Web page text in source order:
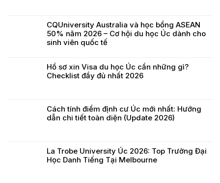
CQUniversity Australia và học bổng ASEAN
50% năm 2026 – Cơ hội du học Úc dành cho
sinh viên quốc tế
Hồ sơ xin Visa du học Úc cần những gì?
Checklist đầy đủ nhất 2026
Cách tính điểm định cư Úc mới nhất: Hướng
dẫn chi tiết toàn diện (Update 2026)
La Trobe University Úc 2026: Top Trường Đại
Học Danh Tiếng Tại Melbourne